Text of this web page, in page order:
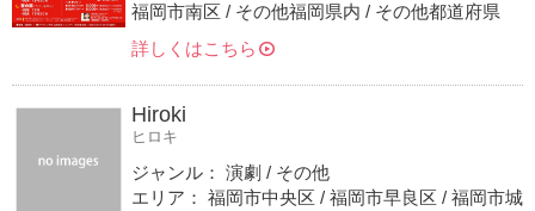
福岡市南区 / その他福岡県内 / その他都道府県
詳しくはこちら
Hiroki
ヒロキ
ジャンル： 演劇 / その他
エリア： 福岡市中央区 / 福岡市早良区 / 福岡市城